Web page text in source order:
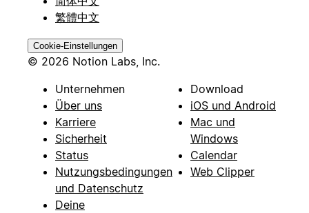
繁體中文
Cookie-Einstellungen
© 2026 Notion Labs, Inc.
Unternehmen
Über uns
Karriere
Sicherheit
Status
Nutzungsbedingungen
und Datenschutz
Deine
Download
iOS und Android
Mac und
Windows
Calendar
Web Clipper